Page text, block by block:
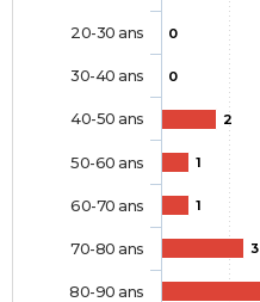
0
0
2
1
1
3
20-30 ans
30-40 ans
40-50 ans
50-60 ans
60-70 ans
70-80 ans
80-90 ans